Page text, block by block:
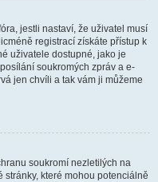
jestli nastaví, že uživatel musí
registrací získáte přístup k
uživatele dostupné, jako je
soukromých zpráv a e-
jen chvíli a tak vám ji můžeme
soukromí nezletilých na
stránky, které mohou potenciálně